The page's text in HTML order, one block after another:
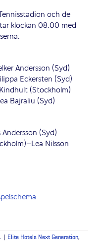
och de
klockan 08.00 med
Andersson (Syd)
Eckersten (Syd)
(Stockholm)
Bajraliu (Syd)
(Syd)
Nilsson
Elite Hotels Next Generation,